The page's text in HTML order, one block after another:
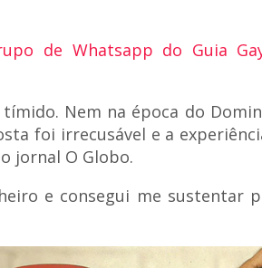
de Whatsapp do Guia
Nem na época do
foi irrecusável e a
jornal O Globo.
e consegui me sustentar